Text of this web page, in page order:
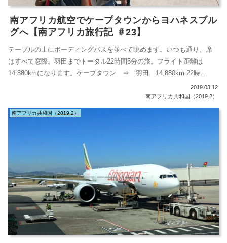
南アフリカ航空でケープタウンからヨハネスブル
グへ【南アフリカ旅行記 ＃23】
テーブルの上にボーディングパスを並べて眺めます。いつも通り、席
はすべて窓際。羽田までトータル22時間5分の旅。フライト距離は
14,880kmになります。ケープタウン ⇒ 羽田 14,880km 22時...
2019.03.12
南アフリカ共和国（2019.2）
南アフリカ共和国（2019.2）